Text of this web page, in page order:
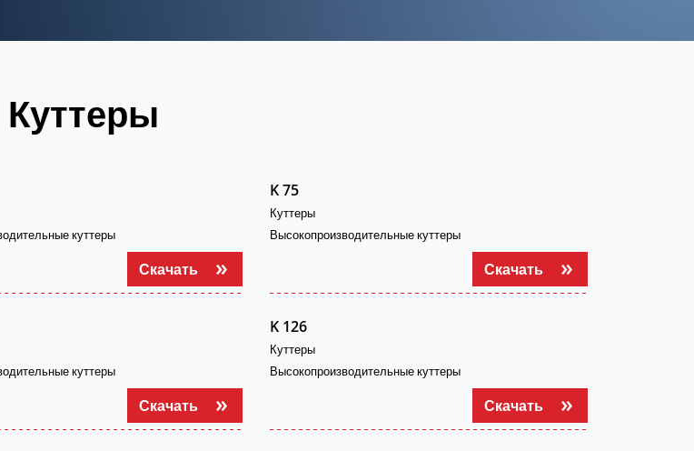
Куттеры
куттеры
Скачать
K 75
Куттеры
Высокопроизводительные куттеры
Скачать
куттеры
Скачать
K 126
Куттеры
Высокопроизводительные куттеры
Скачать